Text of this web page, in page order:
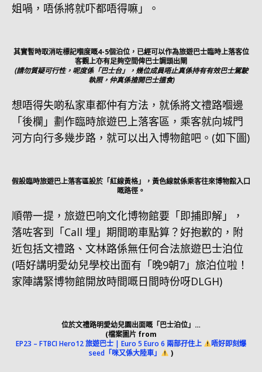
姐喎，唔係將就吓都唔得嘛」。
其實暫時取消咗標記嗰度嘅4-5個泊位，已經可以作為旅遊巴士臨時上落客位
客觀上亦有足夠空間俾巴士調頭出閘
(請勿質疑可行性，呢度係「巴士台」，幾位成員唔止真係持有有效巴士駕駛
執照，仲真係揸開巴士搵食)
想唔得失啲私家車都仲有方法，就係將文禮路嗰邊
「後欄」劃作臨時旅遊巴上落客區，乘客就向城門
河方向行多幾步路，就可以出入博物館吧。(如下圖)
假設臨時旅遊巴上落客區設於「紅線黃格」，黃色線就係乘客往來博物館入口
嘅路徑。
順帶一提，旅遊巴响文化博物館要「即捕即解」，
落咗客到「Call 埋」期間啲車點算？好抱歉的，附
近包括文禮路、文林路係無任何合法旅遊巴士泊位
(唔好講明愛幼兒學校出面有「晚9朝7」旅泊位啦！
家陣講緊博物館開放時間嘅日間時份呀DLGH)
位於文禮路明愛幼兒園出面嘅「巴士泊位」…
(檔案圖片 from
EP23 – FTBCI Hero12 旅遊巴士 | Euro 5 Euro 6 兩部孖住上
唔好即刻爆
seed「咪又係大陸車」
)